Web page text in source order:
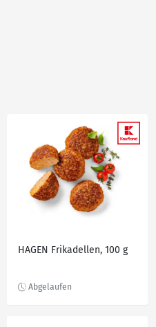
HAGEN Frikadellen, 100 g